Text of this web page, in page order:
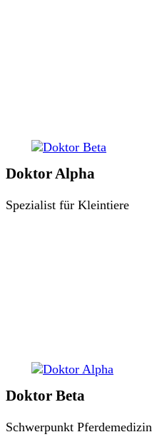
Doktor Alpha
Spezialist für Kleintiere
Doktor Beta
Schwerpunkt Pferdemedizin